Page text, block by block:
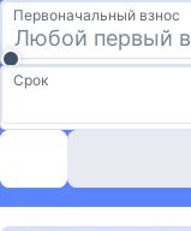
Первоначальный взнос
Срок